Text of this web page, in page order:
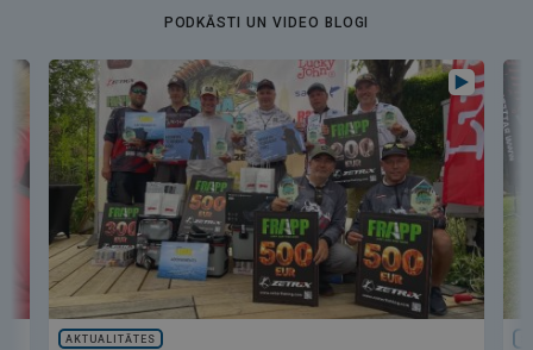
PODKĀSTI UN VIDEO BLOGI
AKTUALITĀTES